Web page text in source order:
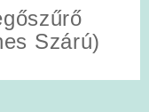
Szárú)